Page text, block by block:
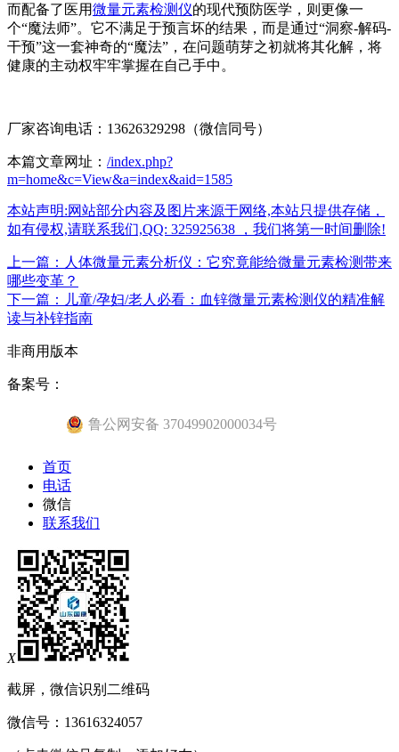
而配备了医用微量元素检测仪的现代预防医学，则更像一
个“魔法师”。它不满足于预言坏的结果，而是通过“洞察-解码-
干预”这一套神奇的“魔法”，在问题萌芽之初就将其化解，将
健康的主动权牢牢掌握在自己手中。
厂家咨询电话：13626329298（微信同号）
本篇文章网址： /index.php?
m=home&c=View&a=index&aid=1585
本站声明:网站部分内容及图片来源于网络,本站只提供存储，
如有侵权,请联系我们,QQ: 325925638 ，我们将第一时间删除!
上一篇：人体微量元素分析仪：它究竟能给微量元素检测带来
哪些变革？
下一篇：儿童/孕妇/老人必看：血锌微量元素检测仪的精准解
读与补锌指南
非商用版本
备案号：
鲁公网安备 37049902000034号
首页
电话
微信
联系我们
X
截屏，微信识别二维码
微信号： 13616324057